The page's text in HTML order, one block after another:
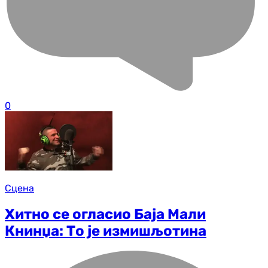
0
Сцена
Хитно се огласио Баја Мали
Книнџа: То је измишљотина